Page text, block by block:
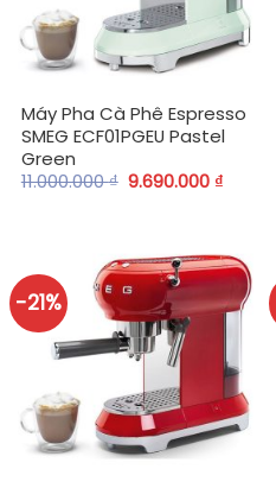
Máy Pha Cà Phê Espresso
SMEG ECF01PGEU Pastel
Green
11.000.000₫ 9.690.000 ₫
-21%